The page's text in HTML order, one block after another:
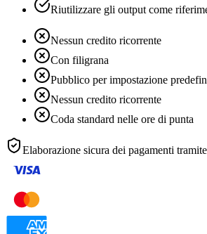
Riutilizzare gli output come
Nessun credito ricorrente
Con filigrana
Pubblico per impostazione
Nessun credito ricorrente
Coda standard nelle ore di punta
Elaborazione sicura dei pagamenti tramite